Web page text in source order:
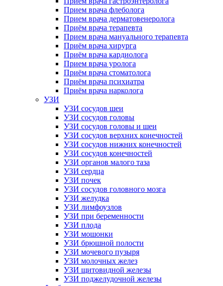
Прием врача флеболога
Прием врача дерматовенеролога
Приём врача терапевта
Прием врача мануального терапевта
Приём врача хирурга
Приём врача кардиолога
Прием врача уролога
Приём врача стоматолога
Приём врача психиатра
Приём врача нарколога
УЗИ
УЗИ сосудов шеи
УЗИ сосудов головы
УЗИ сосудов головы и шеи
УЗИ сосудов верхних конечностей
УЗИ сосудов нижних конечностей
УЗИ сосудов конечностей
УЗИ органов малого таза
УЗИ сердца
УЗИ почек
УЗИ сосудов головного мозга
УЗИ желудка
УЗИ лимфоузлов
УЗИ при беременности
УЗИ плода
УЗИ мошонки
УЗИ брюшной полости
УЗИ мочевого пузыря
УЗИ молочных желез
УЗИ щитовидной железы
УЗИ поджелудочной железы